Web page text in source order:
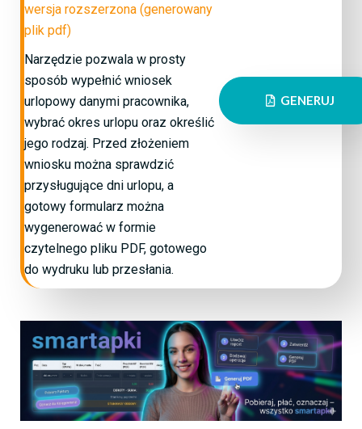
wersja rozszerzona (generowany
plik pdf)
Narzędzie pozwala w prosty
sposób wypełnić wniosek
urlopowy danymi pracownika,
wybrać okres urlopu oraz określić
jego rodzaj. Przed złożeniem
wniosku można sprawdzić
przysługujące dni urlopu, a
gotowy formularz można
wygenerować w formie
czytelnego pliku PDF, gotowego
do wydruku lub przesłania.
GENERUJ